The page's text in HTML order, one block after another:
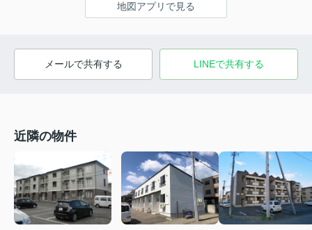
地図アプリで見る
メールで共有する LINEで共有する
近隣の物件